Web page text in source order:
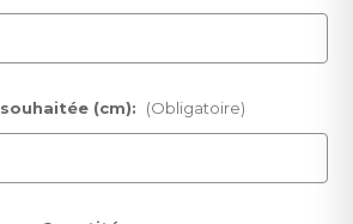
(cm): (Obligatoire)